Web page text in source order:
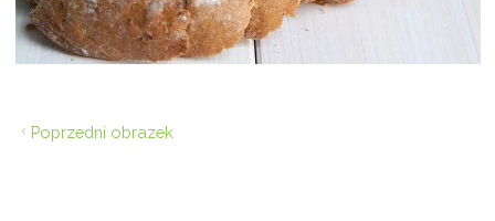
Poprzedni obrazek